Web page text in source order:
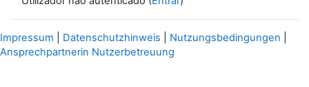
Impressum Datenschutzhinweis Nutzungsbedingungen
Ansprechpartnerin Nutzerbetreuung